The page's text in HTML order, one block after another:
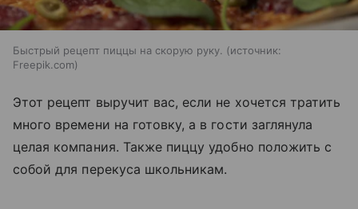
Быстрый рецепт пиццы на скорую руку.
источник:
Freepik.com
Этот рецепт выручит вас, если не хочется тратить
много времени на готовку, а в гости заглянула
целая компания. Также пиццу удобно положить с
собой для перекуса школьникам.